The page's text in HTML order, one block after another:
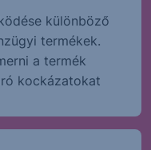
különböző
termékek.
a termék
kockázatokat